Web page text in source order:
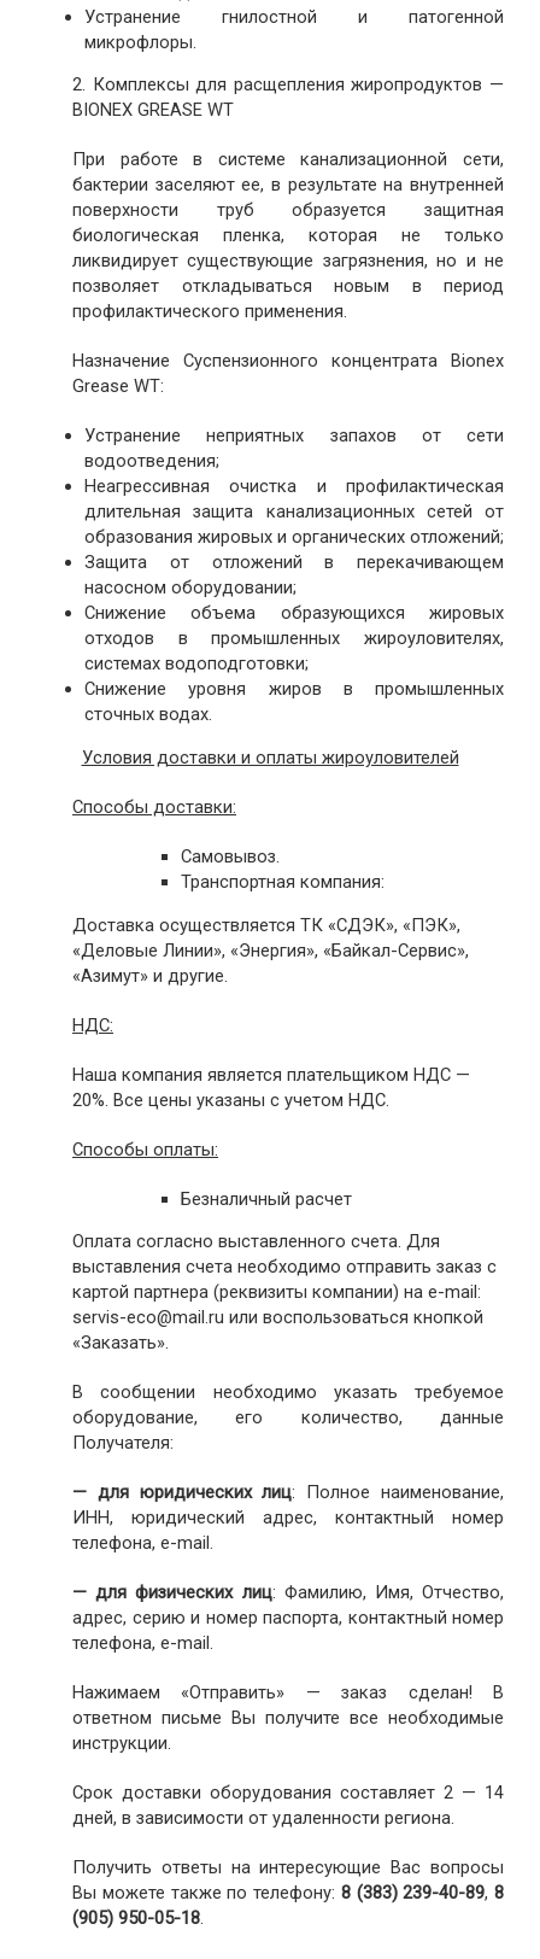
Устранение гнилостной и патогенной
микрофлоры.
2. Комплексы для расщепления жиропродуктов —
BIONEX GREASE WT
При работе в системе канализационной сети,
бактерии заселяют ее, в результате на внутренней
поверхности труб образуется защитная
биологическая пленка, которая не только
ликвидирует существующие загрязнения, но и не
позволяет откладываться новым в период
профилактического применения.
Назначение Суспензионного концентрата Bionex
Grease WT:
Устранение неприятных запахов от сети
водоотведения;
Неагрессивная очистка и профилактическая
длительная защита канализационных сетей от
образования жировых и органических отложений;
Защита от отложений в перекачивающем
насосном оборудовании;
Снижение объема образующихся жировых
отходов в промышленных жироуловителях,
системах водоподготовки;
Снижение уровня жиров в промышленных
сточных водах.
Условия доставки и оплаты жироуловителей
Способы доставки:
Самовывоз.
Транспортная компания:
Доставка осуществляется ТК «СДЭК», «ПЭК»,
«Деловые Линии», «Энергия», «Байкал-Сервис»,
«Азимут» и другие.
НДС:
Наша компания является плательщиком НДС —
20%. Все цены указаны с учетом НДС.
Способы оплаты:
Безналичный расчет
Оплата согласно выставленного счета. Для
выставления счета необходимо отправить заказ с
картой партнера (реквизиты компании) на e-mail:
servis-eco@mail.ru или воспользоваться кнопкой
«Заказать».
В сообщении необходимо указать требуемое
оборудование, его количество, данные
Получателя:
— для юридических лиц: Полное наименование,
ИНН, юридический адрес, контактный номер
телефона, e-mail.
— для физических лиц: Фамилию, Имя, Отчество,
адрес, серию и номер паспорта, контактный номер
телефона, e-mail.
Нажимаем «Отправить» — заказ сделан! В
ответном письме Вы получите все необходимые
инструкции.
Срок доставки оборудования составляет 2 — 14
дней, в зависимости от удаленности региона.
Получить ответы на интересующие Вас вопросы
Вы можете также по телефону: 8 (383) 239-40-89, 8
(905) 950-05-18.